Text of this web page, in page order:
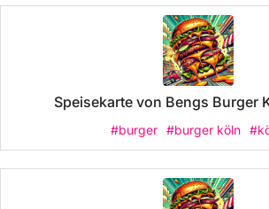
Speisekarte von Bengs Burger
#burger #burger köln